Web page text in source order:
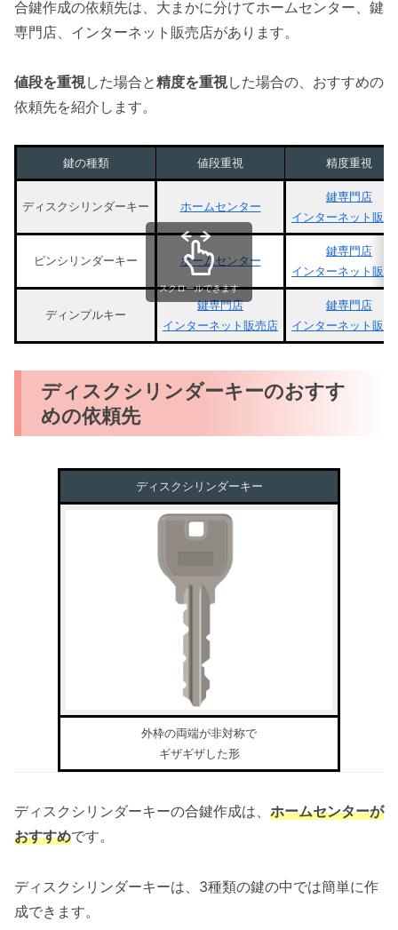
合鍵作成の依頼先は、大まかに分けてホームセンター、鍵
専門店、インターネット販売店があります。
値段を重視した場合と精度を重視した場合の、おすすめの
依頼先を紹介します。
鍵の種類 値段重視 精度重視
ディスクシリンダーキー ホームセンター
鍵専門店
インターネット販売
ピンシリンダーキー ホームセンター
鍵専門店
インターネット販売
ディンプルキー
鍵専門店
インターネット販売店
鍵専門店
インターネット販売
スクロールできます
ディスクシリンダーキーのおすす
めの依頼先
ディスクシリンダーキー
外枠の両端が非対称で
ギザギザした形
ディスクシリンダーキーの合鍵作成は、 ホームセンターが
おすすめです。
ディスクシリンダーキーは、3種類の鍵の中では簡単に作
成できます。